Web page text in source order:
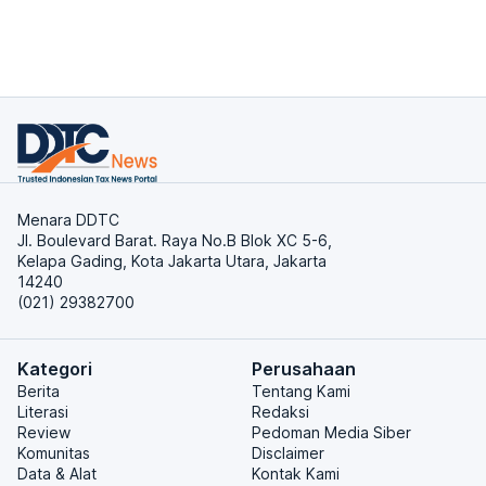
Menara DDTC
Jl. Boulevard Barat. Raya No.B Blok XC 5-6,
Kelapa Gading, Kota Jakarta Utara, Jakarta
14240
(021) 29382700
Kategori
Berita
Literasi
Review
Komunitas
Data & Alat
Perusahaan
Tentang Kami
Redaksi
Pedoman Media Siber
Disclaimer
Kontak Kami